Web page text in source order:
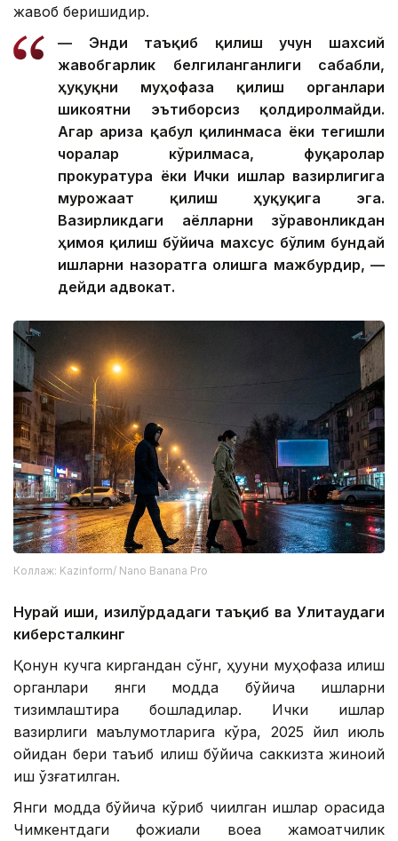
жавоб беришидир.
— Энди таъқиб қилиш учун шахсий
жавобгарлик белгиланганлиги сабабли,
ҳуқуқни муҳофаза қилиш органлари
шикоятни эътиборсиз қолдиролмайди.
Агар ариза қабул қилинмаса ёки тегишли
чоралар кўрилмаса, фуқаролар
прокуратура ёки Ички ишлар вазирлигига
мурожаат қилиш ҳуқуқига эга.
Вазирликдаги аёлларни зўравонликдан
ҳимоя қилиш бўйича махсус бўлим бундай
ишларни назоратга олишга мажбурдир, —
дейди адвокат.
Коллаж: Kazinform/ Nano Banana Pro
Нурай иши, Қизилўрдадаги таъқиб ва Улитаудаги
киберсталкинг
Қонун кучга киргандан сўнг, ҳуқуқни муҳофаза қилиш
органлари янги модда бўйича ишларни
тизимлаштира бошладилар. Ички ишлар
вазирлиги маълумотларига кўра, 2025 йил июль
ойидан бери таъқиб қилиш бўйича саккизта жиноий
иш қўзғатилган.
Янги модда бўйича кўриб чиқилган ишлар орасида
Чимкентдаги фожиали воқеа жамоатчилик